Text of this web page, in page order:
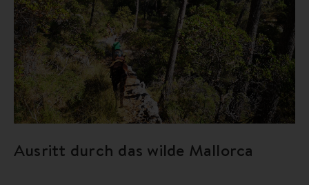
Ausritt durch das wilde Mallorca